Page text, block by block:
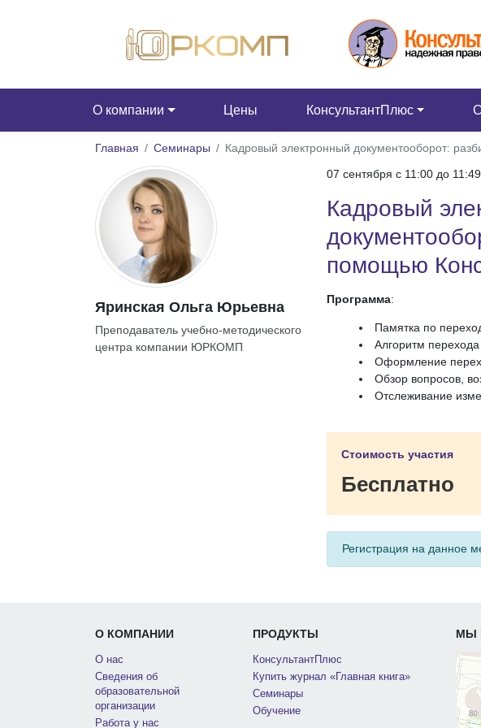
О компании Цены КонсультантПлюс
Главная Семинары Кадровый электронный документооборот:
Яринская Ольга Юрьевна
Преподаватель учебно-методического
центра компании ЮРКОМП
07 сентября c 11:00 до 11:49
Кадровый
помощью
Программа:
Памятка по
Алгоритм
Оформление
Обзор вопросов,
Отслеживание
Стоимость участия
Бесплатно
Регистрация на данное
О КОМПАНИИ
О нас
Сведения об
образовательной
организации
Работа у нас
ПРОДУКТЫ
КонсультантПлюс
Купить журнал «Главная книга»
Семинары
Обучение
МЫ